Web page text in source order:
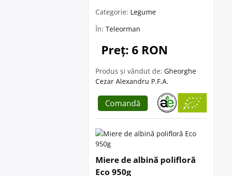
Categorie: Legume
În: Teleorman
Preț: 6 RON
Produs și vândut de: Gheorghe
Cezar Alexandru P.F.A.
Comandă
Miere de albină polifloră
Eco 950g